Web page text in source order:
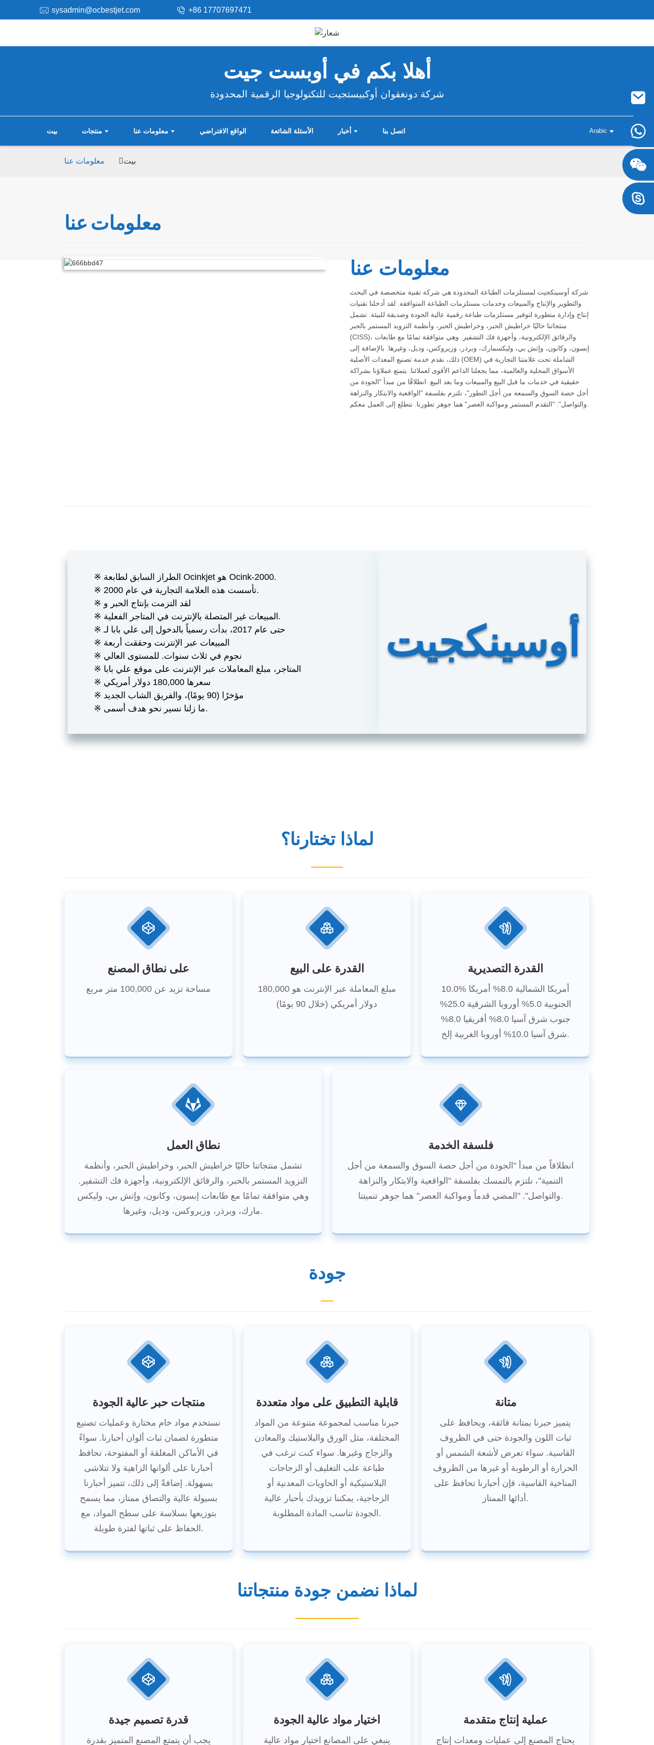
sysadmin@ocbestjet.com +86 17707697471
أهلا بكم في أوبست جيت
شركة دونغقوان أوكبيستجيت للتكنولوجيا الرقمية المحدودة
بيت منتجات معلومات عنا الواقع الافتراضي الأسئلة الشائعة أخبار اتصل بنا Arabic
+8617707697471
بيت معلومات عنا
معلومات عنا
معلومات عنا
شركة أوسينكجيت لمستلزمات الطباعة المحدودة هي شركة تقنية متخصصة في البحث
والتطوير والإنتاج والمبيعات وخدمات مستلزمات الطباعة المتوافقة. لقد أدخلنا تقنيات
إنتاج وإدارة متطورة لتوفير مستلزمات طباعة رقمية عالية الجودة وصديقة للبيئة. تشمل
منتجاتنا حاليًا خراطيش الحبر، وخراطيش الحبر، وأنظمة التزويد المستمر بالحبر
(CISS)، والرقائق الإلكترونية، وأجهزة فك التشفير. وهي متوافقة تمامًا مع طابعات
إبسون، وكانون، وإتش بي، وليكسمارك، وبرذر، وزيروكس، وديل، وغيرها. بالإضافة إلى
ذلك، نقدم خدمة تصنيع المعدات الأصلية (OEM) الشاملة تحت علامتنا التجارية في
الأسواق المحلية والعالمية، مما يجعلنا الداعم الأقوى لعملائنا. يتمتع عملاؤنا بشراكة
حقيقية في خدمات ما قبل البيع والمبيعات وما بعد البيع. انطلاقًا من مبدأ "الجودة من
أجل حصة السوق والسمعة من أجل التطور"، نلتزم بفلسفة "الواقعية والابتكار والنزاهة
※ الطراز السابق لطابعة Ocinkjet هو Ocink-2000.
※ تأسست هذه العلامة التجارية في عام 2000.
※ لقد التزمت بإنتاج الحبر و
※ المبيعات غير المتصلة بالإنترنت في المتاجر الفعلية.
※ حتى عام 2017، بدأت رسمياً بالدخول إلى علي بابا لـ
※ المبيعات عبر الإنترنت وحققت أربعة
※ نجوم في ثلاث سنوات. للمستوى العالي
※ المتاجر، مبلغ المعاملات عبر الإنترنت على موقع علي بابا
※ سعرها 180,000 دولار أمريكي
※ مؤخرًا (90 يومًا)، والفريق الشاب الجديد
※ ما زلنا نسير نحو هدف أسمى.
أوسينكجيت
لماذا تختارنا؟
على نطاق المصنع
مساحة تزيد عن 100,000 متر مربع
القدرة على البيع
مبلغ المعاملة عبر الإنترنت هو 180,000
دولار أمريكي (خلال 90 يومًا)
القدرة التصديرية
10.0% أمريكا الشمالية 8.0% أمريكا
الجنوبية 5.0% أوروبا الشرقية 25.0%
جنوب شرق آسيا 8.0% أفريقيا 8.0%
شرق آسيا 10.0% أوروبا الغربية إلخ.
نطاق العمل
تشمل منتجاتنا حاليًا خراطيش الحبر، وخراطيش الحبر، وأنظمة
التزويد المستمر بالحبر، والرقائق الإلكترونية، وأجهزة فك التشفير.
وهي متوافقة تمامًا مع طابعات إبسون، وكانون، وإتش بي، وليكس
مارك، وبرذر، وزيروكس، وديل، وغيرها.
فلسفة الخدمة
انطلاقاً من مبدأ "الجودة من أجل حصة السوق والسمعة من أجل
التنمية"، نلتزم بالتمسك بفلسفة "الواقعية والابتكار والنزاهة
والتواصل". "المضي قدماً ومواكبة العصر" هما جوهر تنميتنا.
جودة
منتجات حبر عالية الجودة
نستخدم مواد خام مختارة وعمليات تصنيع
متطورة لضمان ثبات ألوان أحبارنا. سواءً
في الأماكن المغلقة أو المفتوحة، تحافظ
أحبارنا على ألوانها الزاهية ولا تتلاشى
بسهولة. إضافةً إلى ذلك، تتميز أحبارنا
بسيولة عالية والتصاق ممتاز، مما يسمح
بتوزيعها بسلاسة على سطح المواد، مع
الحفاظ على ثباتها لفترة طويلة.
قابلية التطبيق على مواد متعددة
حبرنا مناسب لمجموعة متنوعة من المواد
المختلفة، مثل الورق والبلاستيك والمعادن
والزجاج وغيرها. سواء كنت ترغب في
طباعة علب التغليف أو الزجاجات
البلاستيكية أو الحاويات المعدنية أو
الزجاجية، يمكننا تزويدك بأحبار عالية
الجودة تناسب المادة المطلوبة.
متانة
يتميز حبرنا بمتانة فائقة، ويحافظ على
ثبات اللون والجودة حتى في الظروف
القاسية. سواء تعرض لأشعة الشمس أو
الحرارة أو الرطوبة أو غيرها من الظروف
المناخية القاسية، فإن أحبارنا تحافظ على
أدائها الممتاز.
لماذا نضمن جودة منتجاتنا
قدرة تصميم جيدة
يجب أن يتمتع المصنع المتميز بقدرة
اختيار مواد عالية الجودة
ينبغي على المصانع اختيار مواد عالية
عملية إنتاج متقدمة
يحتاج المصنع إلى عمليات ومعدات إنتاج